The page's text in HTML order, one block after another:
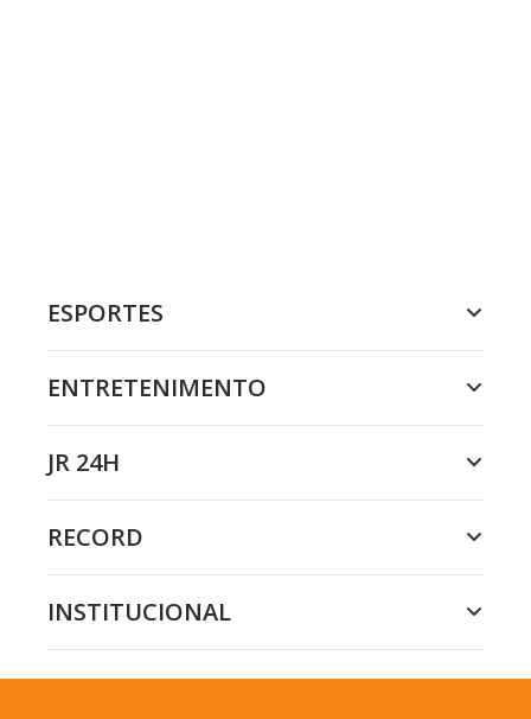
ESPORTES
ENTRETENIMENTO
JR 24H
RECORD
INSTITUCIONAL